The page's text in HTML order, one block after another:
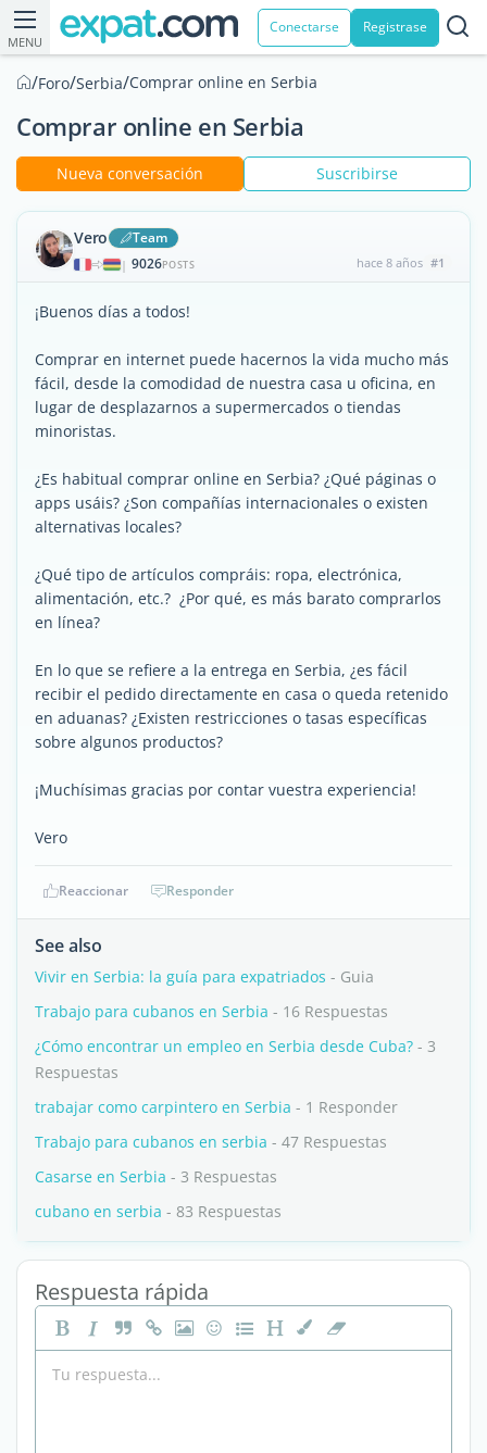
MENU
Conectarse Registrase
/Foro/Serbia/Comprar online en Serbia
Comprar online en Serbia
Nueva conversación Suscribirse
Vero Team
| 9026POSTS hace 8 años #1
¡Buenos días a todos!
Comprar en internet puede hacernos la vida mucho más
fácil, desde la comodidad de nuestra casa u oficina, en
lugar de desplazarnos a supermercados o tiendas
minoristas.
¿Es habitual comprar online en Serbia? ¿Qué páginas o
apps usáis? ¿Son compañías internacionales o existen
alternativas locales?
¿Qué tipo de artículos compráis: ropa, electrónica,
alimentación, etc.? ¿Por qué, es más barato comprarlos
en línea?
En lo que se refiere a la entrega en Serbia, ¿es fácil
recibir el pedido directamente en casa o queda retenido
en aduanas? ¿Existen restricciones o tasas específicas
sobre algunos productos?
¡Muchísimas gracias por contar vuestra experiencia!
Vero
Reaccionar Responder
See also
Vivir en Serbia: la guía para expatriados - Guia
Trabajo para cubanos en Serbia - 16 Respuestas
¿Cómo encontrar un empleo en Serbia desde Cuba? - 3
Respuestas
trabajar como carpintero en Serbia - 1 Responder
Trabajo para cubanos en serbia - 47 Respuestas
Casarse en Serbia - 3 Respuestas
cubano en serbia - 83 Respuestas
Respuesta rápida